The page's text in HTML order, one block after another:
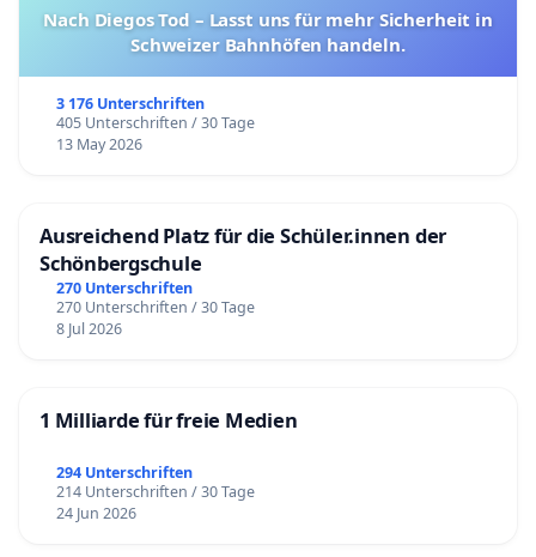
Nach Diegos Tod – Lasst uns für mehr Sicherheit in
Schweizer Bahnhöfen handeln.
3 176 Unterschriften
405 Unterschriften / 30 Tage
13 May 2026
Ausreichend Platz für die Schüler.innen der
Schönbergschule
270 Unterschriften
270 Unterschriften / 30 Tage
8 Jul 2026
1 Milliarde für freie Medien
294 Unterschriften
214 Unterschriften / 30 Tage
24 Jun 2026